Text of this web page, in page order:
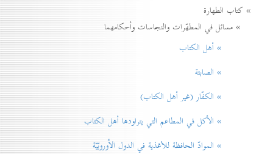
» كتاب الطهارة
» مسائل في المطهّرات والنجاسات وأحكامهما
» أهل الكتاب
» الصابئة
» الكفّار (غير أهل الكتاب)
» الأكل في المطاعم التي يتراودها أهل الكتاب
» الموادّ الحافظة للأغذية في الدول الاُوروبّيّة